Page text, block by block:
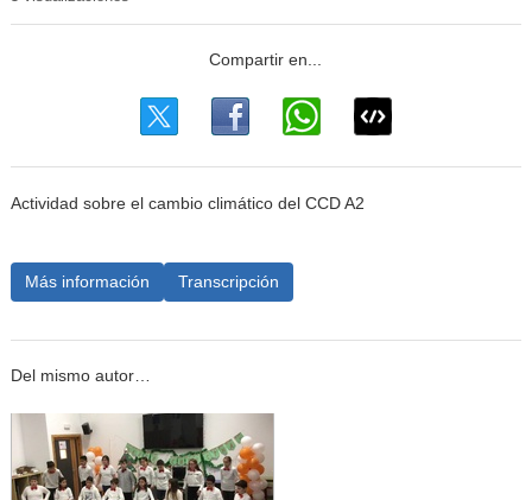
Actividad sobre el cambio climático del CCD A2
Más información Transcripción
Del mismo autor…